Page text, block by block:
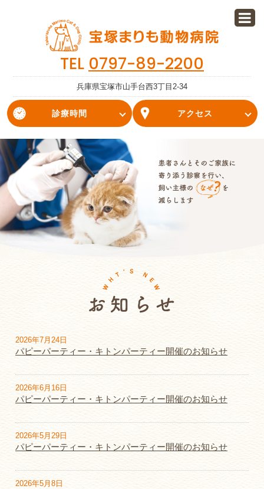
TEL 0797-89-2200
兵庫県宝塚市山手台西3丁目2-34
診療時間 アクセス
2026年7月24日
パピーパーティー・キトンパーティー開催のお知らせ
2026年6月16日
パピーパーティー・キトンパーティー開催のお知らせ
2026年5月29日
パピーパーティー・キトンパーティー開催のお知らせ
2026年5月8日